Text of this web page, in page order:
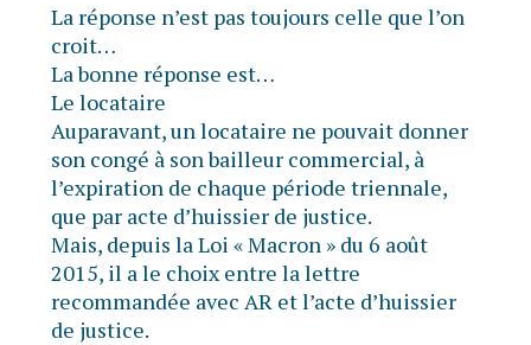
La réponse n’est pas toujours celle que l’on
croit…
La bonne réponse est…
Le locataire
Auparavant, un locataire ne pouvait donner
son congé à son bailleur commercial, à
l’expiration de chaque période triennale,
que par acte d’huissier de justice.
Mais, depuis la Loi « Macron » du 6 août
2015, il a le choix entre la lettre
recommandée avec AR et l’acte d’huissier
de justice.